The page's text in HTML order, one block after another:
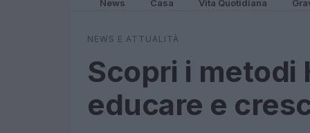
News Casa Vita Quotidiana
NEWS E ATTUALITÀ
Scopri i metodi
educare e